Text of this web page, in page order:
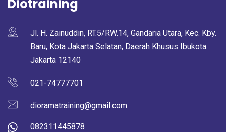
Diotraining
Jl. H. Zainuddin, RT.5/RW.14, Gandaria Utara, Kec. Kby.
Baru, Kota Jakarta Selatan, Daerah Khusus Ibukota
Jakarta 12140
021-74777701
dioramatraining@gmail.com
082311445878